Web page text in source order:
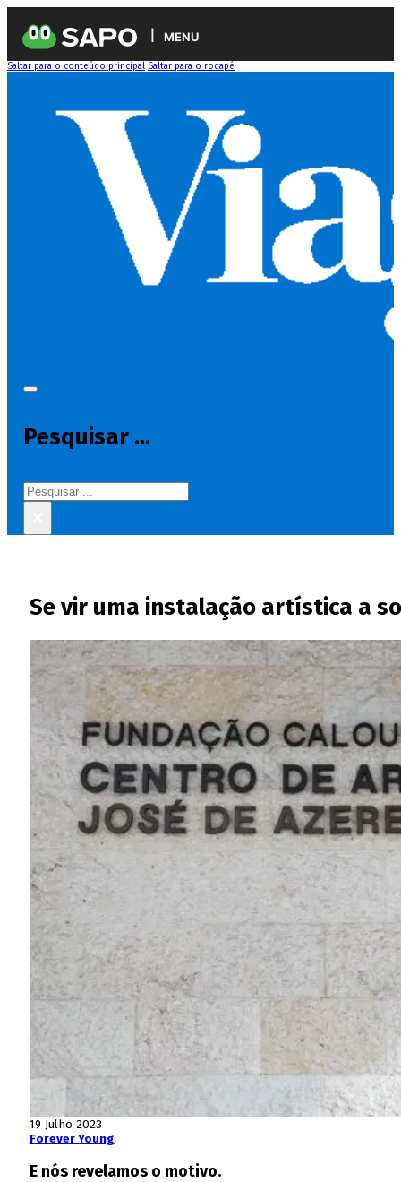
MENU
Saltar para o conteúdo principal Saltar para o rodapé
Pesquisar ...
Pesquisar
Se vir uma instalação artística a
19 Julho 2023
Forever Young
E nós revelamos o motivo.